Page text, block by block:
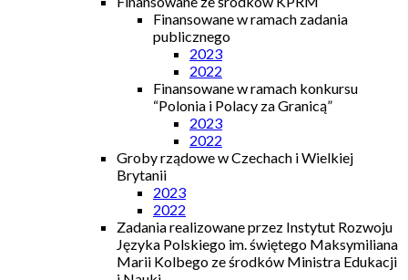
Finansowane w ramach zadania
publicznego
2023
2022
Finansowane w ramach konkursu
“Polonia i Polacy za Granicą”
2023
2022
Groby rządowe w Czechach i Wielkiej
Brytanii
2023
2022
Zadania realizowane przez Instytut Rozwoju
Języka Polskiego im. świętego Maksymiliana
Marii Kolbego ze środków Ministra Edukacji